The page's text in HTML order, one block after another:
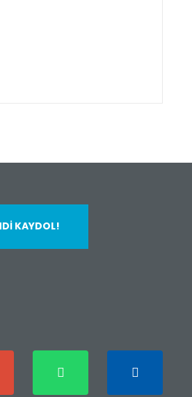
KAYDOL!